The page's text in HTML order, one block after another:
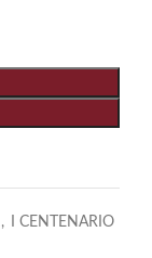
,
I CENTENARIO